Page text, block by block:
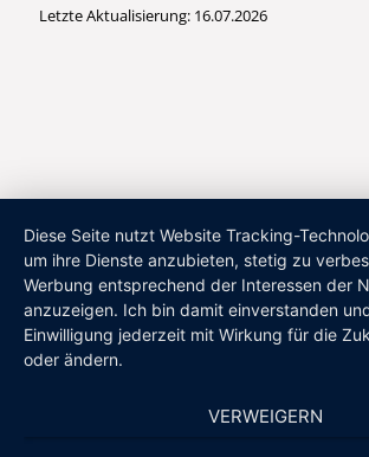
Letzte Aktualisierung: 16.07.2026
Diese Seite nutzt Website Tracking-
um ihre Dienste anzubieten, stetig zu
Werbung entsprechend der Interessen der
anzuzeigen. Ich bin damit einverstanden
Einwilligung jederzeit mit Wirkung für die
oder ändern.
VERWEIGERN